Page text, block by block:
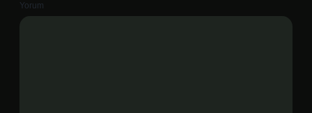
Yorum